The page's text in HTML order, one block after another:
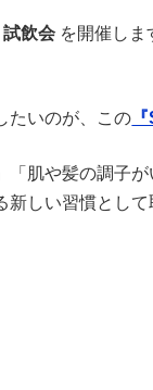
試飲会 を開催しま
たいのが、この
「肌や髪の調子
しい習慣とし